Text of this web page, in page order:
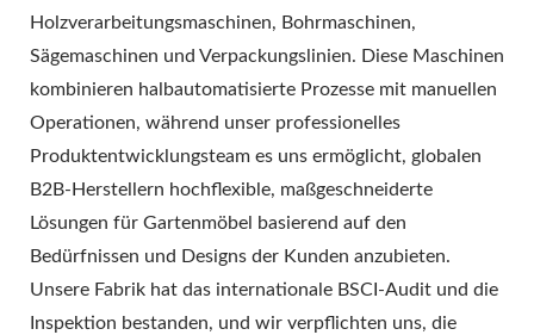
Holzverarbeitungsmaschinen, Bohrmaschinen,
Sägemaschinen und Verpackungslinien. Diese Maschinen
kombinieren halbautomatisierte Prozesse mit manuellen
Operationen, während unser professionelles
Produktentwicklungsteam es uns ermöglicht, globalen
B2B-Herstellern hochflexible, maßgeschneiderte
Lösungen für Gartenmöbel basierend auf den
Bedürfnissen und Designs der Kunden anzubieten.
Unsere Fabrik hat das internationale BSCI-Audit und die
Inspektion bestanden, und wir verpflichten uns, die